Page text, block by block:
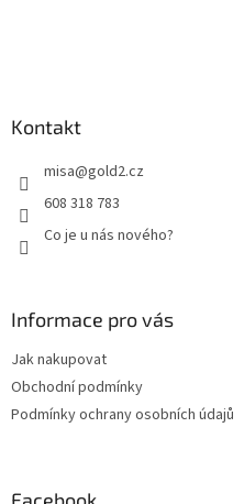
Kontakt
misa@gold2.cz
608 318 783
Co je u nás nového?
Informace pro vás
Jak nakupovat
Obchodní podmínky
Podmínky ochrany osobních údajů